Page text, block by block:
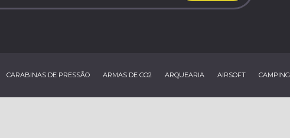
CARABINAS DE PRESSÃO ARMAS DE CO2 ARQUEARIA AIRSOFT CAMPING